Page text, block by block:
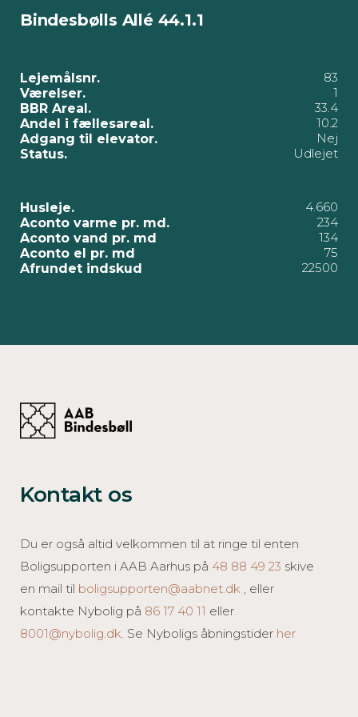
Bindesbølls Allé 44.1.1
Lejemålsnr.
83
Værelser.
1
BBR Areal.
33.4
Andel i fællesareal.
10.2
Adgang til elevator.
Nej
Status.
Udlejet
Husleje.
4.660
Aconto varme pr. md.
234
Aconto vand pr. md
134
Aconto el pr. md
75
Afrundet indskud
22500
Kontakt os
Du er også altid velkommen til at ringe til enten
Boligsupporten i AAB Aarhus på 48 88 49 23 skive
en mail til boligsupporten@aabnet.dk , eller
kontakte Nybolig på 86 17 40 11 eller
8001@nybolig.dk . Se Nyboligs åbningstider her